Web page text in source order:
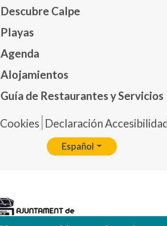
Descubre Calpe
Playas
Agenda
Alojamientos
Guía de Restaurantes y Servicios
Pie de
Cookies Declaración
Español